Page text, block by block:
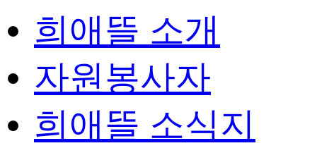
희애뜰 소개
자원봉사자
희애뜰 소식지